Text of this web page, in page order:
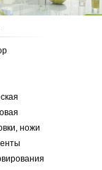
ножи